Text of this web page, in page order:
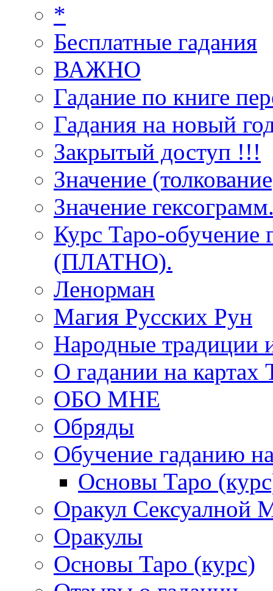
*
Бесплатные гадания
ВАЖНО
Гадание по книге
Гадания на новый
Закрытый доступ !!!
Значение
Значение
Курс Таро-обучение
(ПЛАТНО).
Ленорман
Магия Русских Рун
Народные традиции
О гадании на картах
ОБО МНЕ
Обряды
Обучение гаданию
Основы Таро
Оракул Сексуалной
Оракулы
Основы Таро (курс)